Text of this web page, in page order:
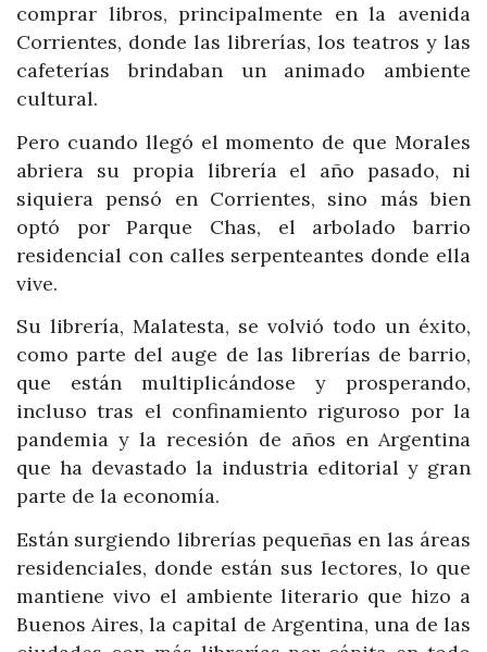
comprar libros, principalmente en la avenida
Corrientes, donde las librerías, los teatros y las
cafeterías brindaban un animado ambiente
cultural.
Pero cuando llegó el momento de que Morales
abriera su propia librería el año pasado, ni
siquiera pensó en Corrientes, sino más bien
optó por Parque Chas, el arbolado barrio
residencial con calles serpenteantes donde ella
vive.
Su librería, Malatesta, se volvió todo un éxito,
como parte del auge de las librerías de barrio,
que están multiplicándose y prosperando,
incluso tras el confinamiento riguroso por la
pandemia y la recesión de años en Argentina
que ha devastado la industria editorial y gran
parte de la economía.
Están surgiendo librerías pequeñas en las áreas
residenciales, donde están sus lectores, lo que
mantiene vivo el ambiente literario que hizo a
Buenos Aires, la capital de Argentina, una de las